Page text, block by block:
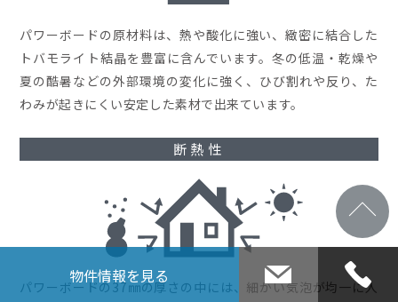
パワーボードの原材料は、熱や酸化に強い、緻密に結合した
トバモライト結晶を豊富に含んでいます。冬の低温・乾燥や
夏の酷暑などの外部環境の変化に強く、ひび割れや反り、た
わみが起きにくい安定した素材で出来ています。
断熱性
パワーボードの37㎜の厚さの中には、細かい気泡が均一に入
物件情報を見る